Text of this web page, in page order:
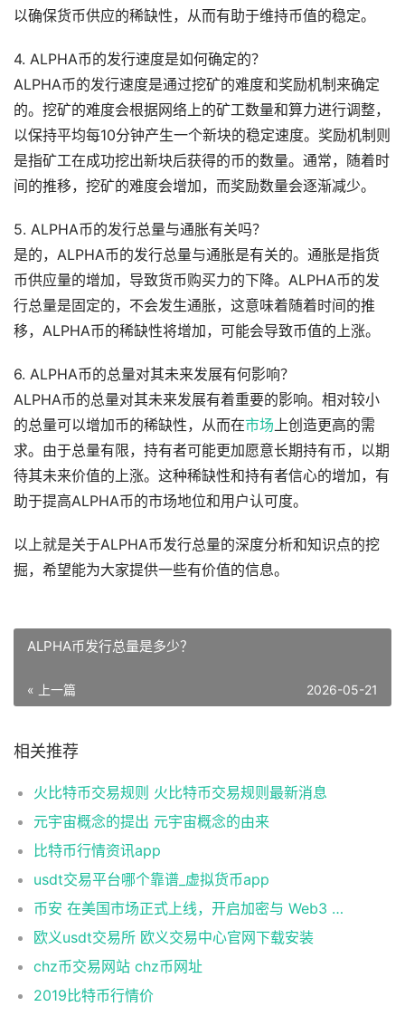
以确保货币供应的稀缺性，从而有助于维持币值的稳定。
4. ALPHA币的发行速度是如何确定的？
ALPHA币的发行速度是通过挖矿的难度和奖励机制来确定
的。挖矿的难度会根据网络上的矿工数量和算力进行调整，
以保持平均每10分钟产生一个新块的稳定速度。奖励机制则
是指矿工在成功挖出新块后获得的币的数量。通常，随着时
间的推移，挖矿的难度会增加，而奖励数量会逐渐减少。
5. ALPHA币的发行总量与通胀有关吗？
是的，ALPHA币的发行总量与通胀是有关的。通胀是指货
币供应量的增加，导致货币购买力的下降。ALPHA币的发
行总量是固定的，不会发生通胀，这意味着随着时间的推
移，ALPHA币的稀缺性将增加，可能会导致币值的上涨。
6. ALPHA币的总量对其未来发展有何影响？
ALPHA币的总量对其未来发展有着重要的影响。相对较小
的总量可以增加币的稀缺性，从而在市场 上创造更高的需
求。由于总量有限，持有者可能更加愿意长期持有币，以期
待其未来价值的上涨。这种稀缺性和持有者信心的增加，有
助于提高ALPHA币的市场地位和用户认可度。
以上就是关于ALPHA币发行总量的深度分析和知识点的挖
掘，希望能为大家提供一些有价值的信息。
ALPHA币发行总量是多少？
« 上一篇 2026-05-21
相关推荐
火比特币交易规则 火比特币交易规则最新消息
元宇宙概念的提出 元宇宙概念的由来
比特币行情资讯app
usdt交易平台哪个靠谱_虚拟货币app
币安 在美国市场正式上线，开启加密与 Web3 创新的全新时代！
欧义usdt交易所 欧义交易中心官网下载安装
chz币交易网站 chz币网址
2019比特币行情价